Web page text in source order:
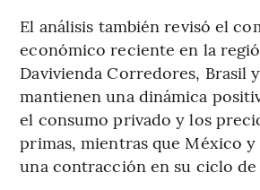
El análisis también revisó el
económico reciente en la
Davivienda Corredores, Brasil
mantienen una dinámica
el consumo privado y los
primas, mientras que México
una contracción en su ciclo